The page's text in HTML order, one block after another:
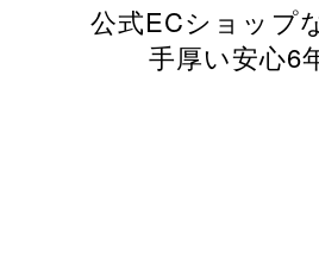
公式ECショップ
手厚い安心6